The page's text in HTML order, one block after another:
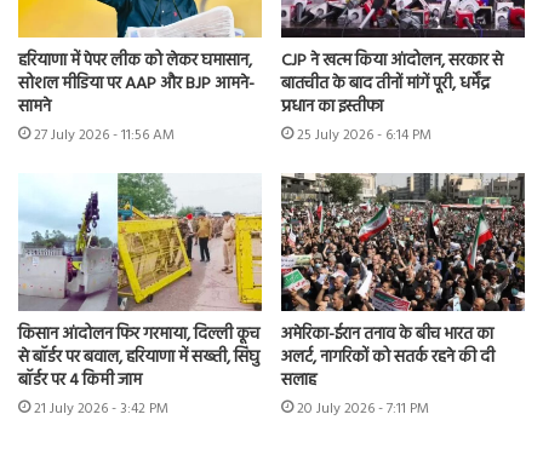
हरियाणा में पेपर लीक को लेकर घमासान,
सोशल मीडिया पर AAP और BJP आमने-
सामने
27 July 2026 - 11:56 AM
CJP ने खत्म किया आंदोलन, सरकार से
बातचीत के बाद तीनों मांगें पूरी, धर्मेंद्र
प्रधान का इस्तीफा
25 July 2026 - 6:14 PM
किसान आंदोलन फिर गरमाया, दिल्ली कूच
से बॉर्डर पर बवाल, हरियाणा में सख्ती, सिंघु
बॉर्डर पर 4 किमी जाम
21 July 2026 - 3:42 PM
अमेरिका-ईरान तनाव के बीच भारत का
अलर्ट, नागरिकों को सतर्क रहने की दी
सलाह
20 July 2026 - 7:11 PM